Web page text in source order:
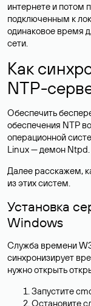
интернете и потом
подключенным к
одинаковое время
сети.
Как
NTP-
Обеспечить
обеспечения NTP
операционной
Linux — демон Ntpd.
Далее расскажем,
из этих систем.
Установка
Windows
Служба времени
синхронизирует
нужно открыть
Запустите
Остановите